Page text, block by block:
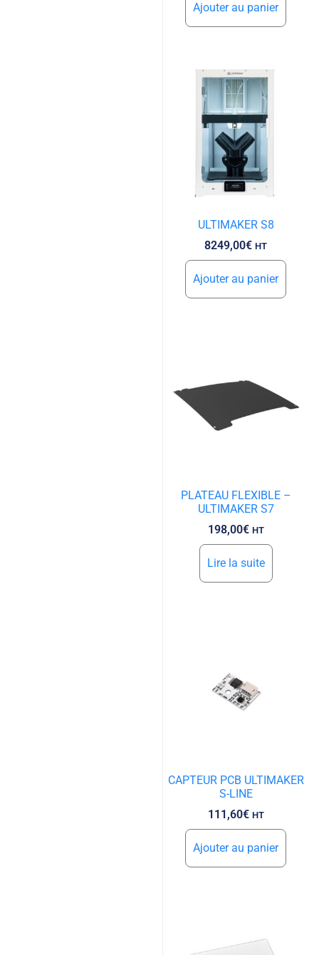
Ajouter au panier
ULTIMAKER S8
8249,00€ HT
Ajouter au panier
PLATEAU FLEXIBLE –
ULTIMAKER S7
198,00€ HT
Lire la suite
CAPTEUR PCB ULTIMAKER
S-LINE
111,60€ HT
Ajouter au panier